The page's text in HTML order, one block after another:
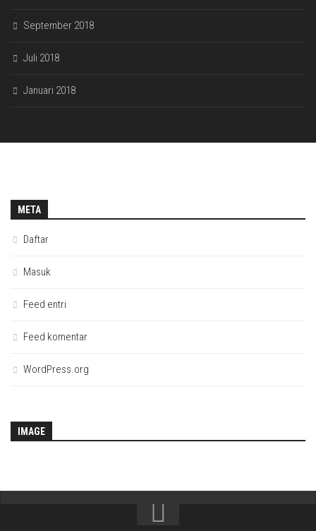
September 2018
Juli 2018
Januari 2018
META
Daftar
Masuk
Feed entri
Feed komentar
WordPress.org
IMAGE